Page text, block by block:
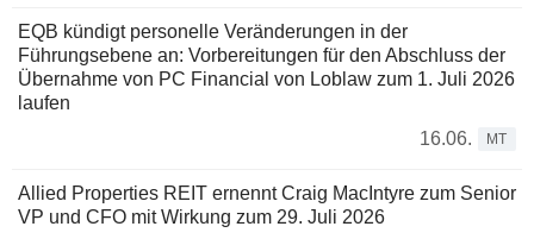
EQB kündigt personelle Veränderungen in der
Führungsebene an: Vorbereitungen für den Abschluss der
Übernahme von PC Financial von Loblaw zum 1. Juli 2026
laufen
16.06.
MT
Allied Properties REIT ernennt Craig MacIntyre zum Senior
VP und CFO mit Wirkung zum 29. Juli 2026